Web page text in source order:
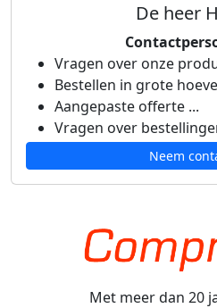
De heer
Vragen over onze
Bestellen in grote
Aangepaste offerte ...
Vragen over
Neem
Met meer dan 20